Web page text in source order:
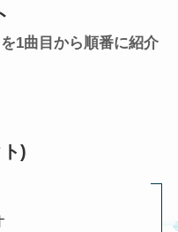
1曲目から順番に紹介
)